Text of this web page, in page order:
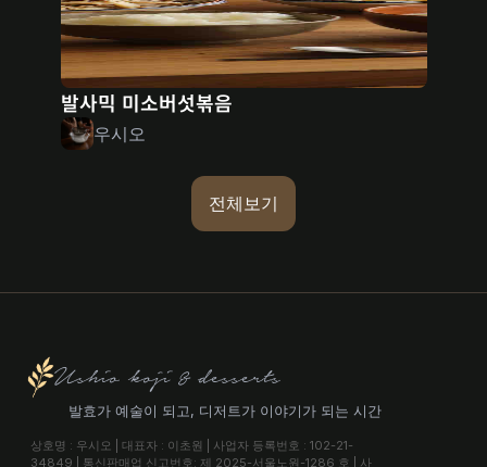
발사믹 미소버섯볶음
우시오
전체보기
Ushio koji & desserts
발효가 예술이 되고, 디저트가 이야기가 되는 시간
상호명 : 우시오 | 대표자 : 이초원 | 사업자 등록번호 : 102-21-
34849 | 통신판매업 신고번호: 제 2025-서울노원-1286 호 | 사